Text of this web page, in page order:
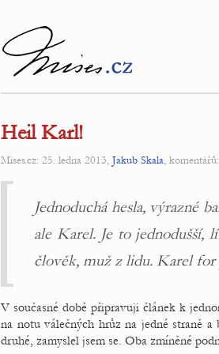
Heil Karl!
Mises.cz: 25. ledna 2013, Jakub Skala,
Jednoduchá hesla, výrazné
ale Karel. Je to jednodušší,
člověk, muž z lidu. Karel for
V současné době připravuji článek k
na notu válečných hrůz na jedné straně
druhé, zamyslel jsem se. Oba zmíněné